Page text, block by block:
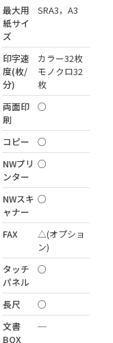
最大用
紙サイ
ズ
SRA3，A3
印字速
度(枚/
分)
カラー32枚
モノクロ32
枚
両面印
刷
○
コピー
○
NWプリ
ンター
○
NWスキ
ャナー
○
FAX
△(オプショ
ン)
タッチ
パネル
○
長尺
○
文書
BOX
─